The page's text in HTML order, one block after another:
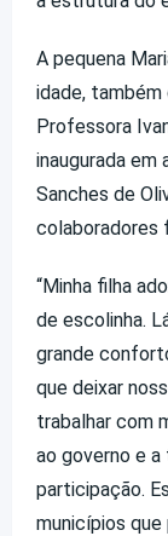
A pequena
idade, também
Professora
inaugurada em
Sanches de
colaboradores
“Minha filha
de escolinha.
grande
que deixar
trabalhar com
ao governo e
participação.
municípios que